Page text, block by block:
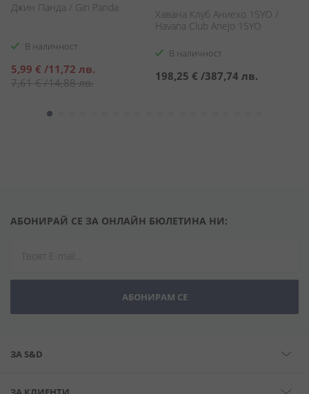
Джин Панда / Gin Panda
В наличност
Специална
цена
5,99 € /11,72 лв.
7,61 €/14,88 лв.
Хавана Клуб Аниехо 15YO /
Havana Club Anejo 15YO
В наличност
198,25 € /387,74 лв.
АБОНИРАЙ СЕ ЗА ОНЛАЙН БЮЛЕТИНА НИ:
АБОНИРАМ СЕ
ЗА S&D